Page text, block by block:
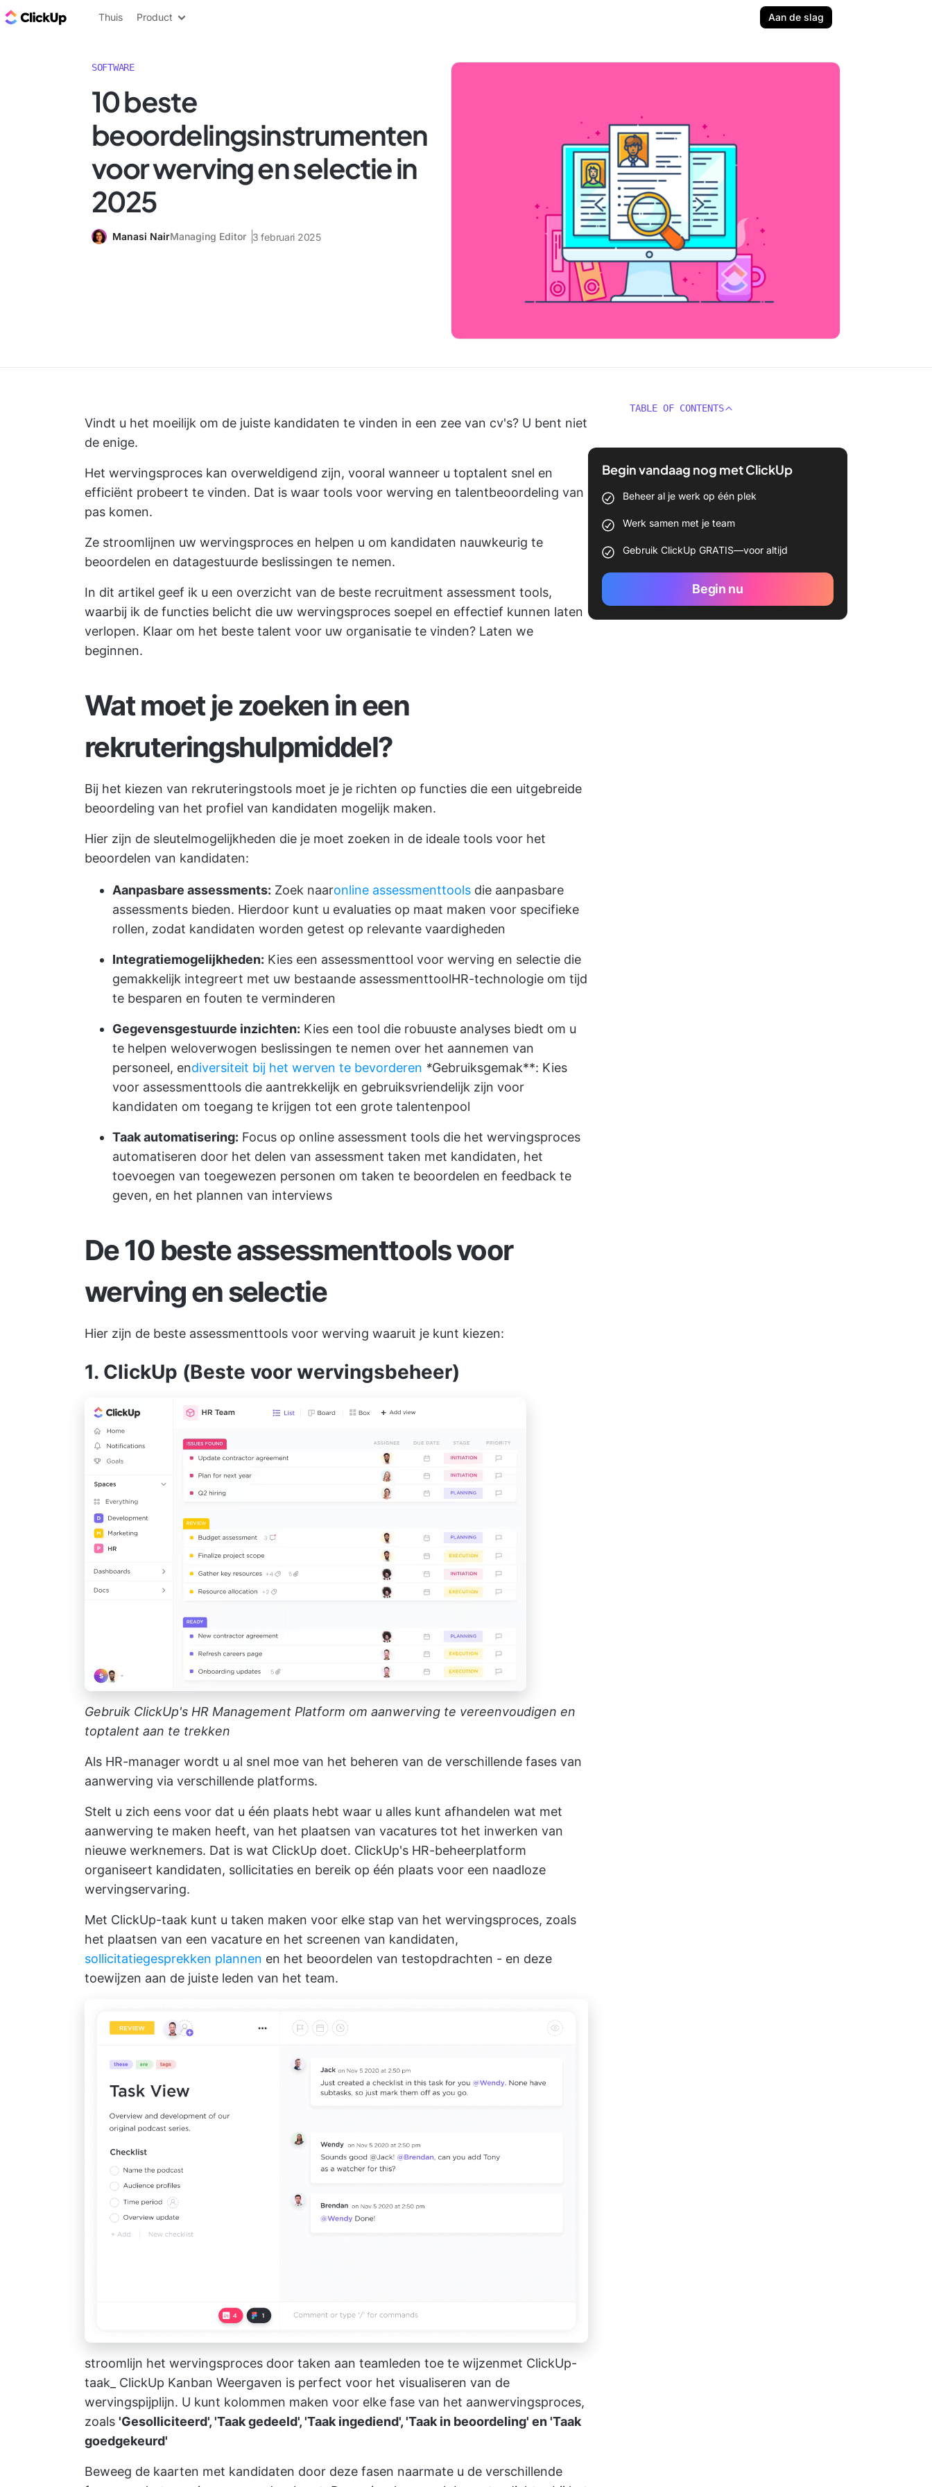
ClickUp Blog
Thuis Product Aan de slag
SOFTWARE
10 beste
beoordelingsinstrumenten
voor werving en selectie in
2025
Manasi NairManaging Editor 3 februari 2025
Vindt u het moeilijk om de juiste kandidaten te vinden in een zee van cv's? U bent niet
de enige.
Het wervingsproces kan overweldigend zijn, vooral wanneer u toptalent snel en
efficiënt probeert te vinden. Dat is waar tools voor werving en talentbeoordeling van
pas komen.
Ze stroomlijnen uw wervingsproces en helpen u om kandidaten nauwkeurig te
beoordelen en datagestuurde beslissingen te nemen.
In dit artikel geef ik u een overzicht van de beste recruitment assessment tools,
waarbij ik de functies belicht die uw wervingsproces soepel en effectief kunnen laten
verlopen. Klaar om het beste talent voor uw organisatie te vinden? Laten we
beginnen.
Wat moet je zoeken in een
rekruteringshulpmiddel?
Bij het kiezen van rekruteringstools moet je je richten op functies die een uitgebreide
beoordeling van het profiel van kandidaten mogelijk maken.
Hier zijn de sleutelmogelijkheden die je moet zoeken in de ideale tools voor het
beoordelen van kandidaten:
Aanpasbare assessments: Zoek naaronline assessmenttools die aanpasbare
assessments bieden. Hierdoor kunt u evaluaties op maat maken voor specifieke
rollen, zodat kandidaten worden getest op relevante vaardigheden
Integratiemogelijkheden: Kies een assessmenttool voor werving en selectie die
gemakkelijk integreert met uw bestaande assessmenttoolHR-technologie om tijd
te besparen en fouten te verminderen
Gegevensgestuurde inzichten: Kies een tool die robuuste analyses biedt om u
te helpen weloverwogen beslissingen te nemen over het aannemen van
personeel, endiversiteit bij het werven te bevorderen *Gebruiksgemak**: Kies
voor assessmenttools die aantrekkelijk en gebruiksvriendelijk zijn voor
kandidaten om toegang te krijgen tot een grote talentenpool
Taak automatisering: Focus op online assessment tools die het wervingsproces
automatiseren door het delen van assessment taken met kandidaten, het
toevoegen van toegewezen personen om taken te beoordelen en feedback te
geven, en het plannen van interviews
De 10 beste assessmenttools voor
werving en selectie
Hier zijn de beste assessmenttools voor werving waaruit je kunt kiezen:
1. ClickUp (Beste voor wervingsbeheer)
Gebruik ClickUp's HR Management Platform om aanwerving te vereenvoudigen en
toptalent aan te trekken
Als HR-manager wordt u al snel moe van het beheren van de verschillende fases van
aanwerving via verschillende platforms.
Stelt u zich eens voor dat u één plaats hebt waar u alles kunt afhandelen wat met
aanwerving te maken heeft, van het plaatsen van vacatures tot het inwerken van
nieuwe werknemers. Dat is wat ClickUp doet. ClickUp's HR-beheerplatform
organiseert kandidaten, sollicitaties en bereik op één plaats voor een naadloze
wervingservaring.
Met ClickUp-taak kunt u taken maken voor elke stap van het wervingsproces, zoals
het plaatsen van een vacature en het screenen van kandidaten,
sollicitatiegesprekken plannen en het beoordelen van testopdrachten - en deze
toewijzen aan de juiste leden van het team.
stroomlijn het wervingsproces door taken aan teamleden toe te wijzenmet ClickUp-
taak_ ClickUp Kanban Weergaven is perfect voor het visualiseren van de
wervingspijplijn. U kunt kolommen maken voor elke fase van het aanwervingsproces,
zoals 'Gesolliciteerd', 'Taak gedeeld', 'Taak ingediend', 'Taak in beoordeling' en 'Taak
goedgekeurd'
Beweeg de kaarten met kandidaten door deze fasen naarmate u de verschillende
TABLE OF CONTENTS
Begin vandaag nog met ClickUp
Beheer al je werk op één plek
Werk samen met je team
Gebruik ClickUp GRATIS—voor altijd
Begin nu